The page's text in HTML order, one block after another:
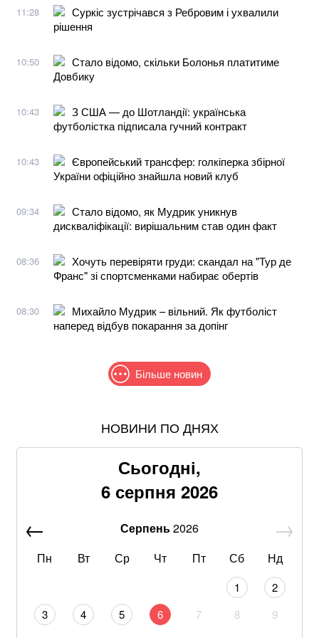
11:28
Суркіс зустрічався з Ребровим і ухвалили
рішення
10:50
Стало відомо, скільки Болонья платитиме
Довбику
10:43
З США — до Шотландії: українська
футболістка підписала гучний контракт
10:43
Європейський трансфер: голкіперка збірної
України офіційно знайшла новий клуб
09:34
Стало відомо, як Мудрик уникнув
дискваліфікації: вирішальним став один факт
08:36
Хочуть перевіряти груди: скандал на "Тур де
Франс" зі спортсменками набирає обертів
08:30
Михайло Мудрик – вільний. Як футболіст
наперед відбув покарання за допінг
Більше новин
Після нічної атаки дронів у російському Ярославлі
В МЗС заявили, що слова Залужного щодо членства
в НАТО були вирвані з контексту
Стефанішина прокоментувала підозру від НАБУ та
Пенсіонерам доплатять за стаж: хто отримає по 519
Знищені печі, склади та роки роботи: що
НОВИНИ ПО ДНЯХ
Сьогодні,
6 серпня 2026
Серпень2026
Пн
Вт Ср Чт Пт Сб Нд
1
2
3
4 5 6 7 8
9